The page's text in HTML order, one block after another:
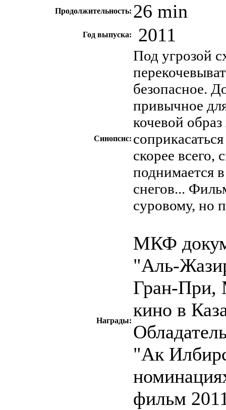
Продолжительность: 26 min
Год выпуска: 2011
Синопсис:
Под угрозой
безопасное.
привычное
кочевой
скорее всего,
поднимается
снегов...
суровому, но
Награды:
МКФ
"Аль-
Гран-При,
кино в
"Ак
фильм